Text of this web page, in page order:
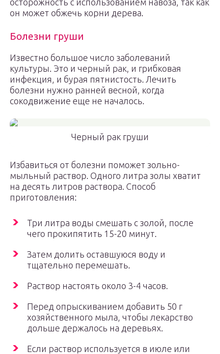
осторожность с использованием навоза, так как
он может обжечь корни дерева.
Болезни груши
Известно большое число заболеваний
культуры. Это и черный рак, и грибковая
инфекция, и бурая пятнистость. Лечить
болезни нужно ранней весной, когда
сокодвижение еще не началось.
Черный рак груши
Избавиться от болезни поможет зольно-
мыльный раствор. Одного литра золы хватит
на десять литров раствора. Способ
приготовления:
Три литра воды смешать с золой, после
чего прокипятить 15-20 минут.
Затем долить оставшуюся воду и
тщательно перемешать.
Раствор настоять около 3-4 часов.
Перед опрыскиванием добавить 50 г
хозяйственного мыла, чтобы лекарство
дольше держалось на деревьях.
Если раствор используется в июле или